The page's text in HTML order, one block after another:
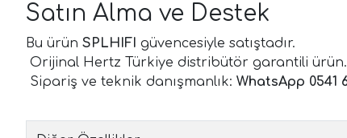
Satın Alma ve Destek
Bu ürün SPLHIFI güvencesiyle satıştadır.
Orijinal Hertz Türkiye distribütör garantili ürün.
Sipariş ve teknik danışmanlık: WhatsApp 0541